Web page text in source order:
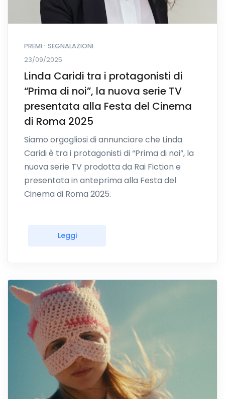
PREMI · SEGNALAZIONI
23/09/2025
Linda Caridi tra i protagonisti di
“Prima di noi”, la nuova serie TV
presentata alla Festa del Cinema
di Roma 2025
Siamo orgogliosi di annunciare che Linda
Caridi è tra i protagonisti di “Prima di noi”, la
nuova serie TV prodotta da Rai Fiction e
presentata in anteprima alla Festa del
Cinema di Roma 2025.
Leggi